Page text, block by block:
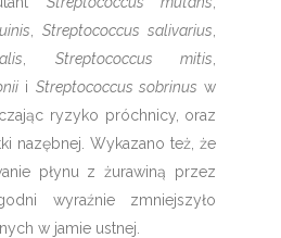
,Streptococcus salivarius
Streptococcus mitis
i Streptococcus sobrinus w
ryzyko próchnicy, oraz
nazębnej. Wykazano też, że
płynu z żurawiną przez
wyraźnie zmniejszyło
w jamie ustnej.